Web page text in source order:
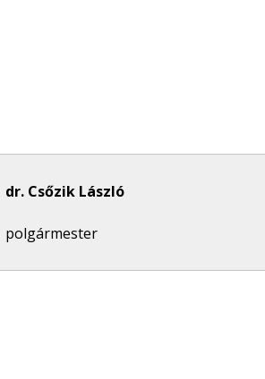
dr. Csőzik László
polgármester